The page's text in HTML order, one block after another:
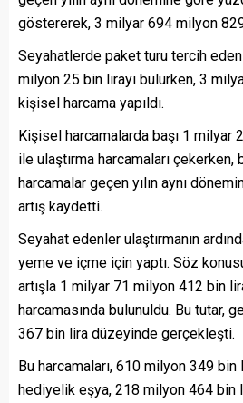
göstererek, 3 milyar 694 milyon
Seyahatlerde paket turu tercih
milyon 25 bin lirayı bulurken, 3
kişisel harcama yapıldı.
Kişisel harcamalarda başı 1 milyar
ile ulaştırma harcamaları çekerken,
harcamalar geçen yılın aynı
artış kaydetti.
Seyahat edenler ulaştırmanın
yeme ve içme için yaptı. Söz
artışla 1 milyar 71 milyon 412 bin
harcamasında bulunuldu. Bu tutar,
367 bin lira düzeyinde gerçekleşti.
Bu harcamaları, 610 milyon 349
hediyelik eşya, 218 milyon 464 bin